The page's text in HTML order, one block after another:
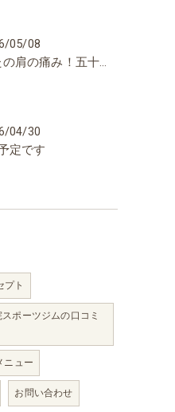
05/08
あなたの肩の痛み！五十肩？！
04/30
定です
プト
ポーツジムの口コミ
ニュー
お問い合わせ